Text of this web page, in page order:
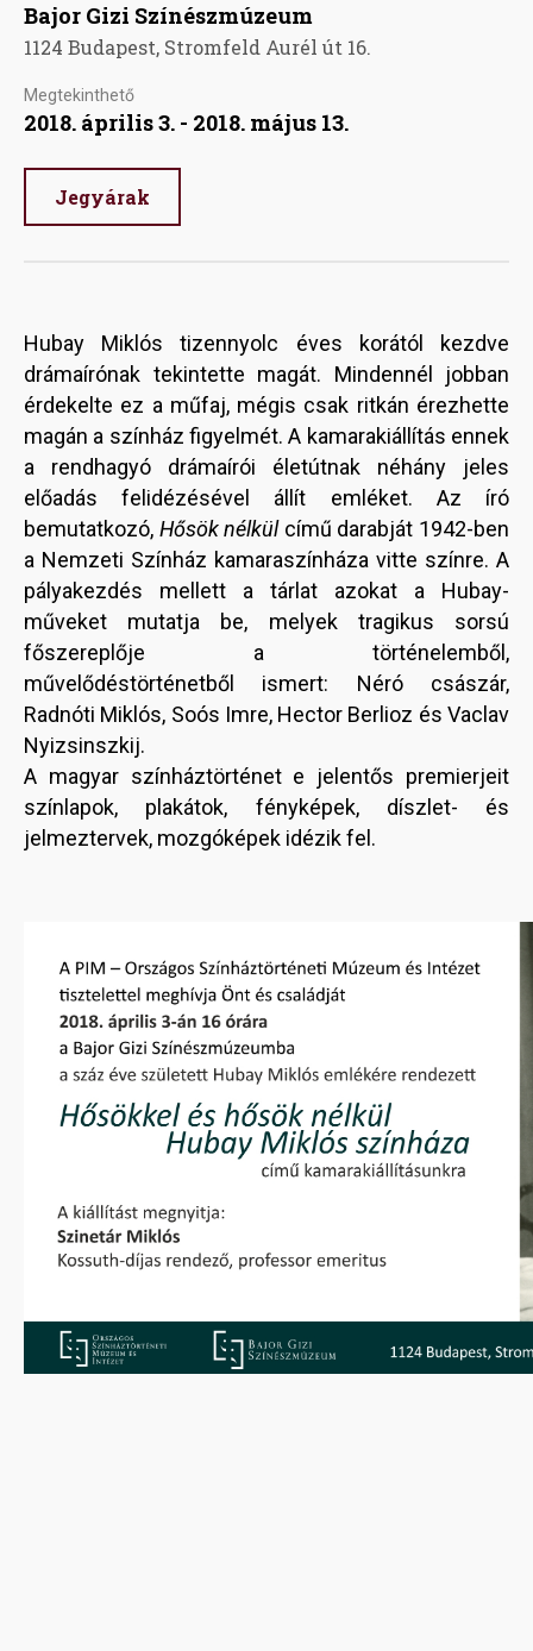
Bajor Gizi Színészmúzeum
1124 Budapest, Stromfeld Aurél út 16.
Megtekinthető
2018. április 3. - 2018. május 13.
Jegyárak
Hubay Miklós tizennyolc éves korától kezdve
drámaírónak tekintette magát. Mindennél jobban
érdekelte ez a műfaj, mégis csak ritkán érezhette
magán a színház figyelmét. A kamarakiállítás ennek
a rendhagyó drámaírói életútnak néhány jeles
előadás felidézésével állít emléket. Az író
bemutatkozó, Hősök nélkülcímű darabját 1942-ben
a Nemzeti Színház kamaraszínháza vitte színre. A
pályakezdés mellett a tárlat azokat a Hubay-
műveket mutatja be, melyek tragikus sorsú
főszereplője a történelemből,
művelődéstörténetből ismert: Néró császár,
Radnóti Miklós, Soós Imre, Hector Berlioz és Vaclav
Nyizsinszkij.
A magyar színháztörténet e jelentős premierjeit
színlapok, plakátok, fényképek, díszlet- és
jelmeztervek, mozgóképek idézik fel.